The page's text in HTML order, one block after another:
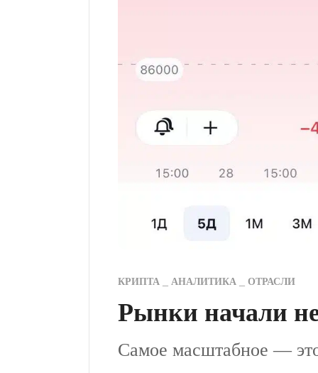
КРИПТА АНАЛИТИКА ОТРАСЛИ
Рынки начали
Самое масштабное —